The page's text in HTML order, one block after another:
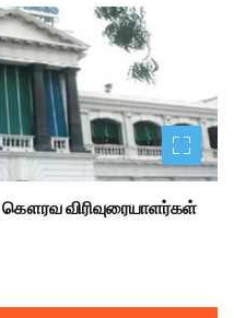
கௌரவ விரிவுரையாளர்கள்